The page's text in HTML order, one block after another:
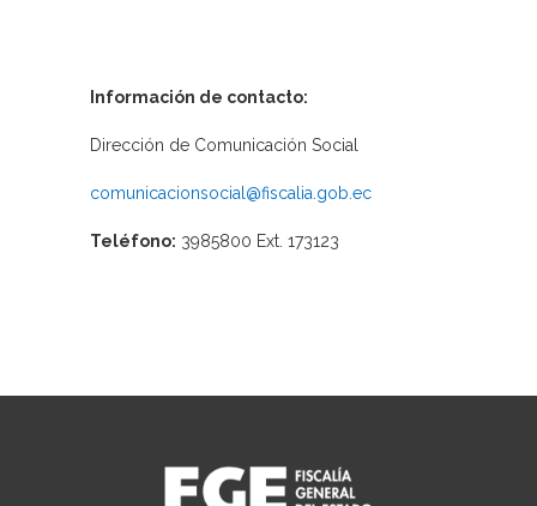
Información de contacto:
Dirección de Comunicación Social
comunicacionsocial@fiscalia.gob.ec
Teléfono: 3985800 Ext. 173123